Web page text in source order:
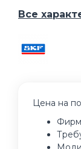
Все
Цена на